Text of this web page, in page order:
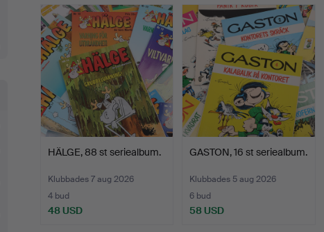
HÄLGE, 88 st seriealbum.
Klubbades 7 aug 2026
4 bud
48 USD
GASTON, 16 st seriealbum.
Klubbades 5 aug 2026
6 bud
58 USD